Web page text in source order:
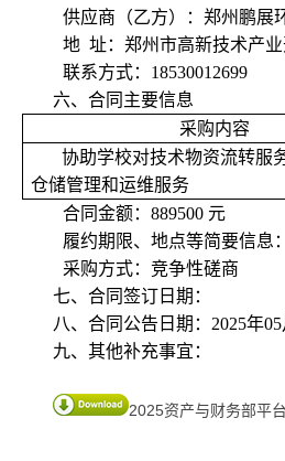
供应商（乙方）：郑州鹏展
地 址：郑州市高新技术产
联系方式：18530012699
六、合同主要信息
采购内容
协助学校对技术物资流转服
仓储管理和运维服务
合同金额：889500 元
履约期限、地
采购方式：竞争性磋商
七、合同签订日期：
八、合同公告日期：2025年05
九、其他补充事宜：
2025资产与财务部平